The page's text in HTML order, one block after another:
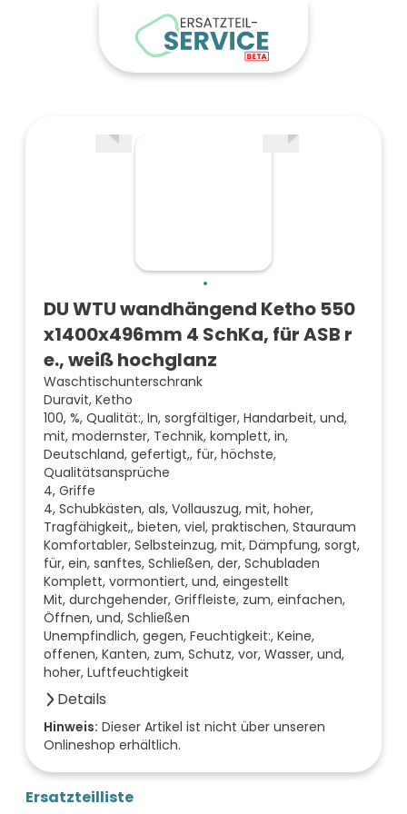
DU WTU wandhängend Ketho 550
x1400x496mm 4 SchKa, für ASB r
e., weiß hochglanz
Waschtischunterschrank
Duravit, Ketho
100, %, Qualität:, In, sorgfältiger, Handarbeit, und,
mit, modernster, Technik, komplett, in,
Deutschland, gefertigt,, für, höchste,
Qualitätsansprüche
4, Griffe
4, Schubkästen, als, Vollauszug, mit, hoher,
Tragfähigkeit,, bieten, viel, praktischen, Stauraum
Komfortabler, Selbsteinzug, mit, Dämpfung, sorgt,
für, ein, sanftes, Schließen, der, Schubladen
Komplett, vormontiert, und, eingestellt
Mit, durchgehender, Griffleiste, zum, einfachen,
Öffnen, und, Schließen
Unempfindlich, gegen, Feuchtigkeit:, Keine,
offenen, Kanten, zum, Schutz, vor, Wasser, und,
hoher, Luftfeuchtigkeit
Details
Anzahl der Fächer (Stück)
0
Farbe der Front
Hinweis: Dieser Artikel ist nicht über unseren
Onlineshop erhältlich.
Ersatzteilliste